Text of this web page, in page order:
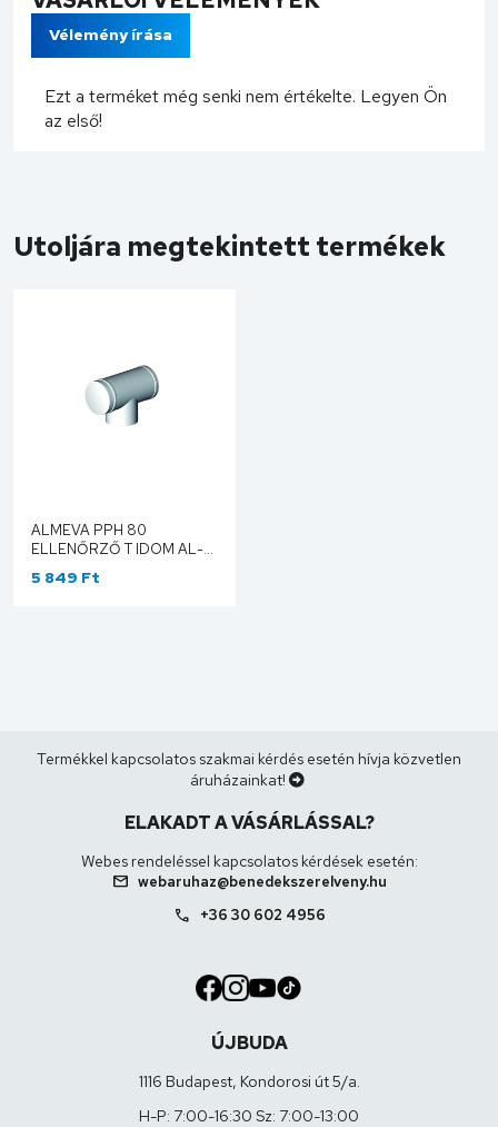
Vélemény írása
Ezt a terméket még senki nem értékelte. Legyen Ön
az első!
Utoljára megtekintett termékek
ALMEVA PPH 80
ELLENŐRZŐ T IDOM AL-
5 849 Ft
Termékkel kapcsolatos szakmai kérdés esetén hívja közvetlen
áruházainkat!
ELAKADT A VÁSÁRLÁSSAL?
Webes rendeléssel kapcsolatos kérdések esetén:
mail webaruhaz@benedekszerelveny.hu
call +36 30 602 4956
ÚJBUDA
1116 Budapest, Kondorosi út 5/a.
H-P: 7:00-16:30 Sz: 7:00-13:00